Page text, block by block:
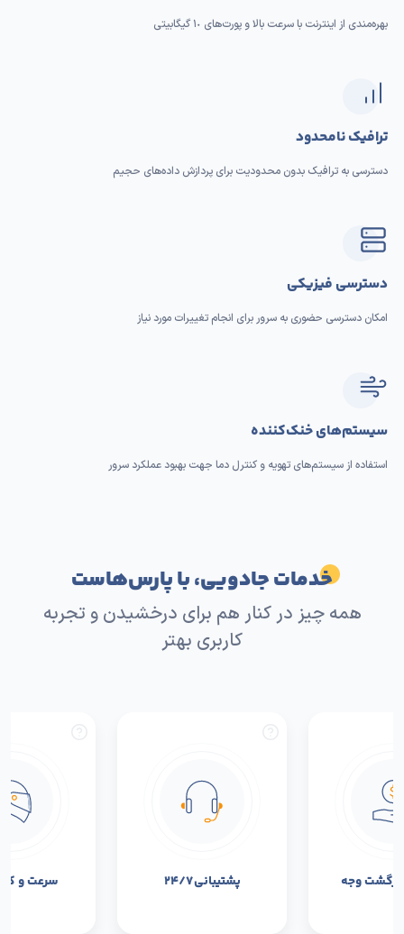
بهره‌مندی از اینترنت با سرعت بالا و پورت‌های ١٠ گیگابیتی
ترافیک نامحدود
دسترسی به ترافیک بدون محدودیت برای پردازش داده‌های حجیم
دسترسی فیزیکی
امکان دسترسی حضوری به سرور برای انجام تغییرات مورد نیاز
سیستم‌های خنک‌کننده
استفاده از سیستم‌های تهویه و کنترل دما جهت بهبود عملکرد سرور
خدمات جادویی، با پارس‌هاست
همه چیز در کنار هم برای درخشیدن و تجربه
کاربری بهتر
بازگشت وجه پشتیبانی ۲۴/۷ سرعت و